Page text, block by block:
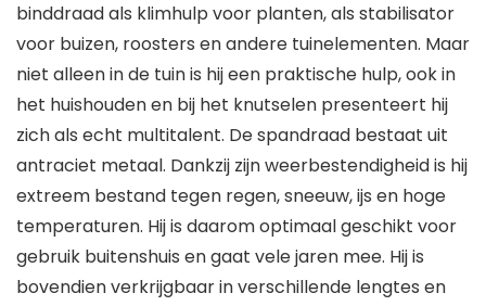
binddraad als klimhulp voor planten, als stabilisator
voor buizen, roosters en andere tuinelementen. Maar
niet alleen in de tuin is hij een praktische hulp, ook in
het huishouden en bij het knutselen presenteert hij
zich als echt multitalent. De spandraad bestaat uit
antraciet metaal. Dankzij zijn weerbestendigheid is hij
extreem bestand tegen regen, sneeuw, ijs en hoge
temperaturen. Hij is daarom optimaal geschikt voor
gebruik buitenshuis en gaat vele jaren mee. Hij is
bovendien verkrijgbaar in verschillende lengtes en